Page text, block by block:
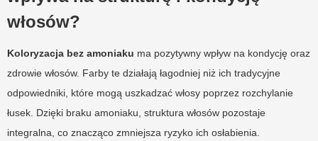
włosów?
Koloryzacja bez amoniaku ma pozytywny wpływ na kondycję oraz
zdrowie włosów. Farby te działają łagodniej niż ich tradycyjne
odpowiedniki, które mogą uszkadzać włosy poprzez rozchylanie
łusek. Dzięki braku amoniaku, struktura włosów pozostaje
integralna, co znacząco zmniejsza ryzyko ich osłabienia.